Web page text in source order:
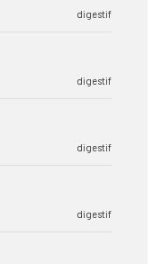
digestif
digestif
digestif
digestif